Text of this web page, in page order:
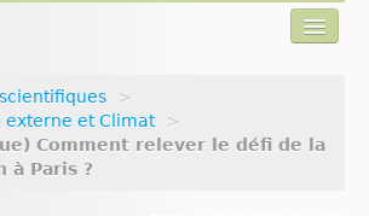
>
externe et Climat
>
Comment relever le défi de la
à Paris ?